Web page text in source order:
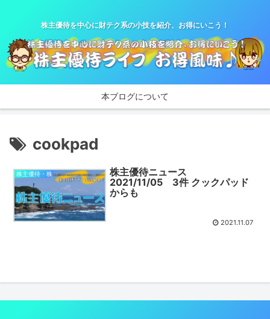
株主優待を中心に財テク系の小技を紹介、お得にいこう！
本ブログについて
cookpad
株主優待・株
株主優待ニュース
2021/11/05 3件 クックパッド
からも
2021.11.07